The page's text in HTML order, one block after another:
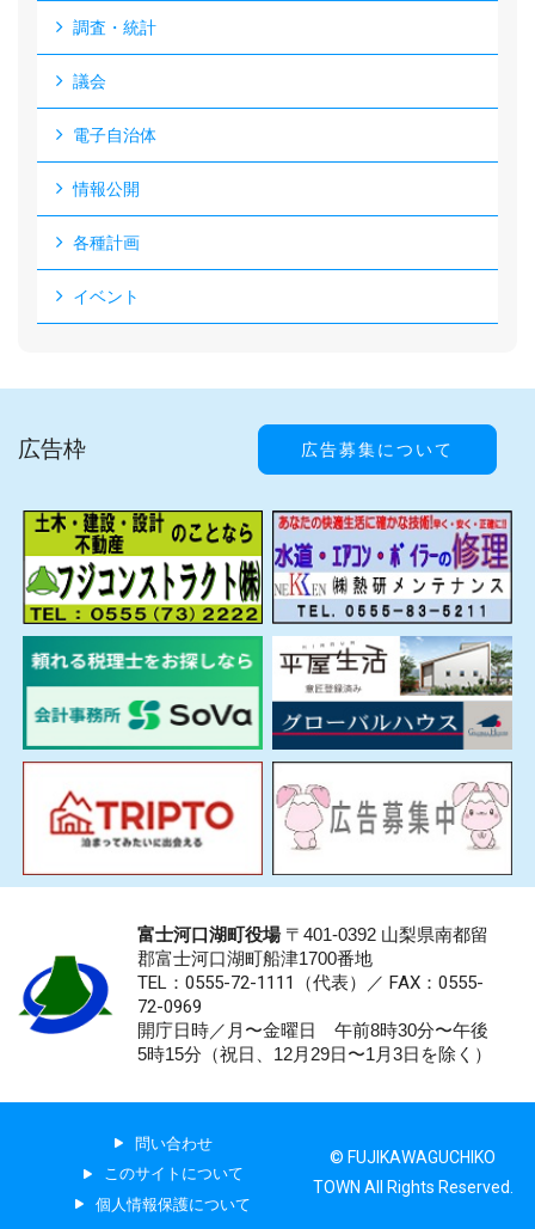
調査・統計
議会
電子自治体
情報公開
各種計画
イベント
広告枠 広告募集について
富士河口湖町役場〒401-0392 山梨県南都留
郡富士河口湖町船津1700番地
TEL：0555-72-1111 （代表）／ FAX：0555-
72-0969
開庁日時／月〜金曜日 午前8時30分〜午後
5時15分（祝日、12月29日〜1月3日を除く）
問い合わせ
このサイトについて
個人情報保護について
© FUJIKAWAGUCHIKO
TOWN All Rights Reserved.